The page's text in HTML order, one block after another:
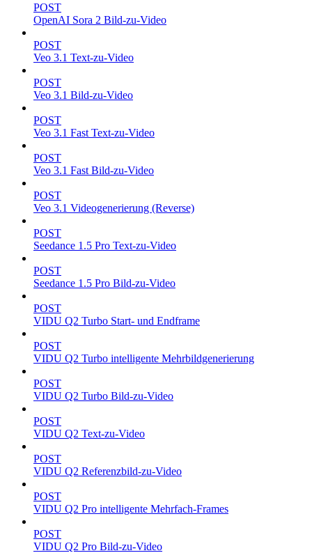
POST
OpenAI Sora 2 Bild-zu-Video
POST
Veo 3.1 Text-zu-Video
POST
Veo 3.1 Bild-zu-Video
POST
Veo 3.1 Fast Text-zu-Video
POST
Veo 3.1 Fast Bild-zu-Video
POST
Veo 3.1 Videogenerierung (Reverse)
POST
Seedance 1.5 Pro Text-zu-Video
POST
Seedance 1.5 Pro Bild-zu-Video
POST
VIDU Q2 Turbo Start- und Endframe
POST
VIDU Q2 Turbo intelligente Mehrbildgenerierung
POST
VIDU Q2 Turbo Bild-zu-Video
POST
VIDU Q2 Text-zu-Video
POST
VIDU Q2 Referenzbild-zu-Video
POST
VIDU Q2 Pro intelligente Mehrfach-Frames
POST
VIDU Q2 Pro Bild-zu-Video